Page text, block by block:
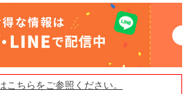
こちらをご参照ください。